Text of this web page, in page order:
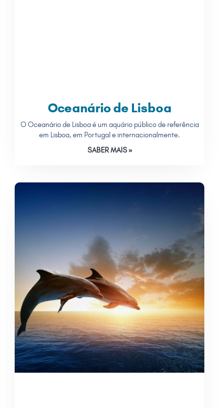
Oceanário de Lisboa
O Oceanário de Lisboa é um aquário público de referência
em Lisboa, em Portugal e internacionalmente.
SABER MAIS »